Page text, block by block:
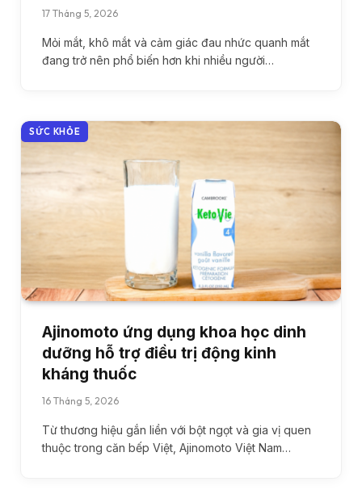
17 Tháng 5, 2026
Mỏi mắt, khô mắt và cảm giác đau nhức quanh mắt
đang trở nên phổ biến hơn khi nhiều người…
SỨC KHỎE
Ajinomoto ứng dụng khoa học dinh
dưỡng hỗ trợ điều trị động kinh
kháng thuốc
16 Tháng 5, 2026
Từ thương hiệu gắn liền với bột ngọt và gia vị quen
thuộc trong căn bếp Việt, Ajinomoto Việt Nam…